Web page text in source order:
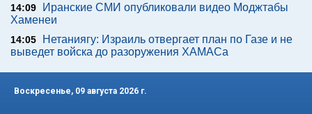
14:09
Иранские СМИ опубликовали видео Моджтабы
Хаменеи
14:05
Нетаниягу: Израиль отвергает план по Газе и не
выведет войска до разоружения ХАМАСа
Воскресенье, 09 августа 2026 г.